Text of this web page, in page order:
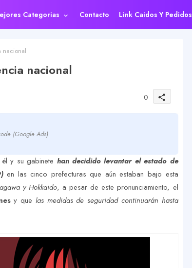
Categorias Contacto Link Caidos Y Pedidos
nacional
nacional
0 share
(Google Ads)
y su gabinete han decidido levantar el estado de
en las cinco prefecturas que aún estaban bajo esta
y Hokkaido, a pesar de este pronunciamiento, el
y que las medidas de seguridad continuarán hasta